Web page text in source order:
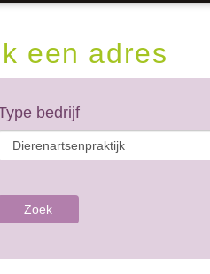
een adres
bedrijf
Zoek